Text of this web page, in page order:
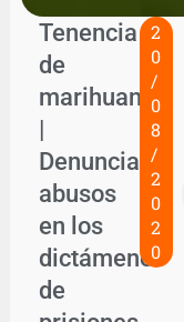
Tenencia
de
marihuana
|
Denuncian
abusos
en los
dictámenes
de
2
0
/
0
8
/
2
0
2
0